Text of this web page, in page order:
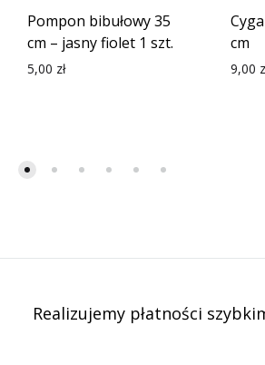
Pompon bibułowy 35
cm – jasny fiolet 1 szt.
5,00 zł
cm
9,00
Realizujemy płatności